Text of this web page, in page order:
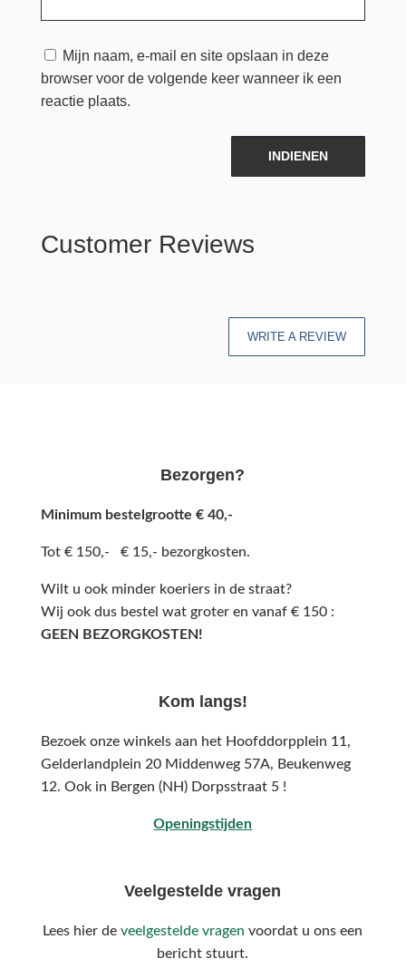
Mijn naam, e-mail en site opslaan in deze
browser voor de volgende keer wanneer ik een
reactie plaats.
INDIENEN
Customer Reviews
WRITE A REVIEW
Bezorgen?
Minimum bestelgrootte € 40,-
Tot € 150,- € 15,- bezorgkosten.
Wilt u ook minder koeriers in de straat?
Wij ook dus bestel wat groter en vanaf € 150 :
GEEN BEZORGKOSTEN!
Kom langs!
Bezoek onze winkels aan het Hoofddorpplein 11,
Gelderlandplein 20 Middenweg 57A, Beukenweg
12. Ook in Bergen (NH) Dorpsstraat 5 !
Openingstijden
Veelgestelde vragen
Lees hier deveelgestelde vragen voordat u ons een
bericht stuurt.